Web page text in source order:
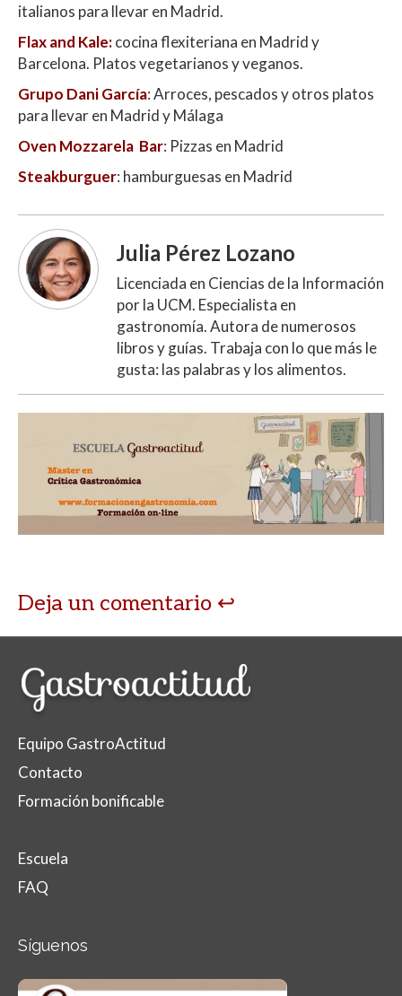
italianos para llevar en Madrid.
Flax and Kale:cocina flexiteriana en Madrid y
Barcelona. Platos vegetarianos y veganos.
Grupo Dani García: Arroces, pescados y otros platos
para llevar en Madrid y Málaga
Oven Mozzarela Bar: Pizzas en Madrid
Steakburguer: hamburguesas en Madrid
Julia Pérez Lozano
Licenciada en Ciencias de la Información
por la UCM. Especialista en
gastronomía. Autora de numerosos
libros y guías. Trabaja con lo que más le
gusta: las palabras y los alimentos.
Deja un comentario
Equipo GastroActitud
Contacto
Formación bonificable
Escuela
FAQ
Síguenos